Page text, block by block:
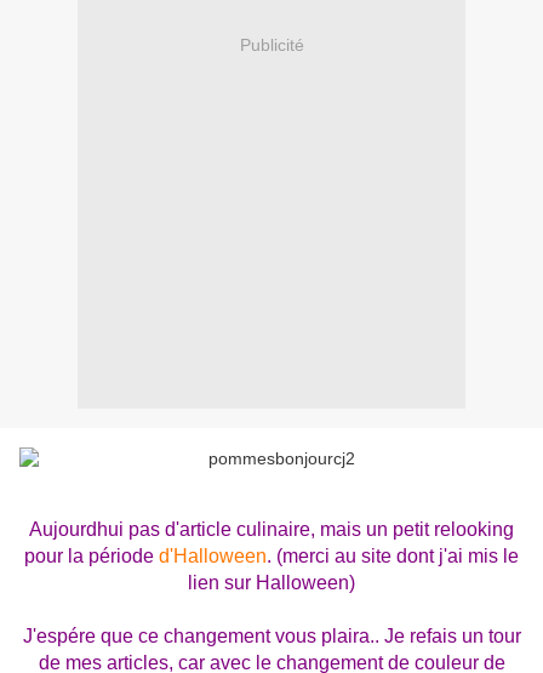
Publicité
Aujourdhui pas d'article culinaire, mais un petit relooking
pour la période d'Halloween. (merci au site dont j'ai mis le
lien sur Halloween)
J'espére que ce changement vous plaira.. Je refais un tour
de mes articles, car avec le changement de couleur de